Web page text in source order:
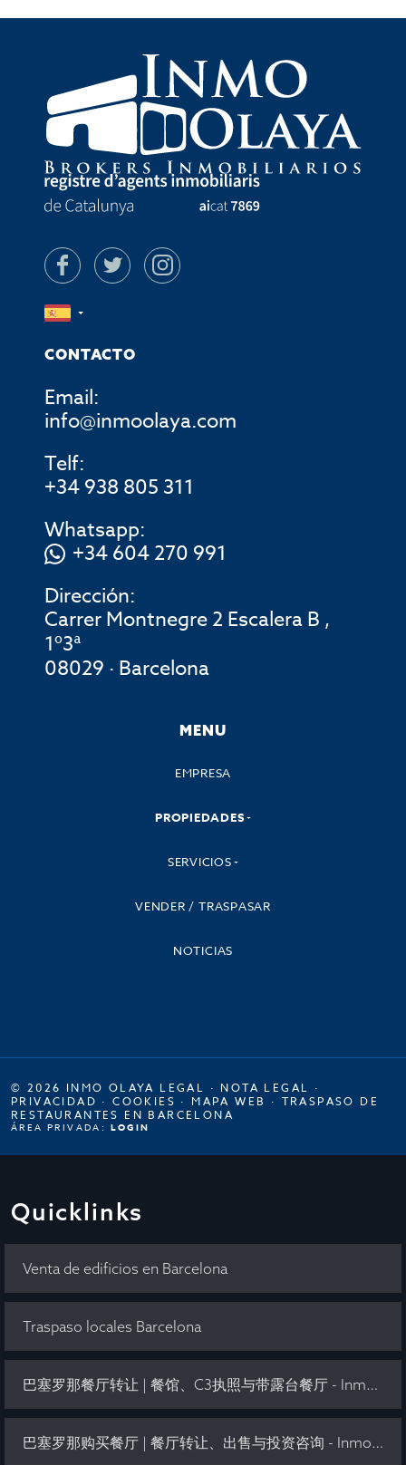
CONTACTO
Email:
info@inmoolaya.com
Telf:
+34 938 805 311
Whatsapp:
+34 604 270 991
Dirección:
Carrer Montnegre 2 Escalera B ,
1º3ª
08029 · Barcelona
MENU
EMPRESA
PROPIEDADES
SERVICIOS
VENDER / TRASPASAR
NOTICIAS
© 2026 INMO OLAYA LEGAL · NOTA LEGAL ·
PRIVACIDAD ·COOKIES · MAPA WEB · TRASPASO DE
RESTAURANTES EN BARCELONA
ÁREA PRIVADA: LOGIN
Quicklinks
Venta de edificios en Barcelona
Traspaso locales Barcelona
巴塞罗那餐厅转让 | 餐馆、C3执照与带露台餐厅 - Inmo Olaya
巴塞罗那购买餐厅 | 餐厅转让、出售与投资咨询 - Inmo Olaya